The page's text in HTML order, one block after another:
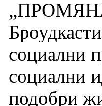
социални
социални
подобри